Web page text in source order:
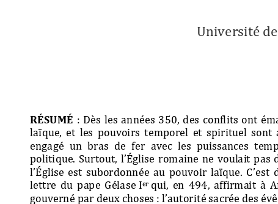
Université
RÉSUMÉ : Dès les années 350, des conflits ont
laïque,  et  les  pouvoirs  temporel  et  spirituel  sont
engagé un  bras  de  fer  avec  les  puissances
politique. Surtout, l’Église romaine ne voulait pas
l’Église est subordonnée au pouvoir laïque.
lettre  du  pape  Gélase Ier qui,  en  494,  affirmait  à
gouverné par deux choses : l’autorité sacrée des